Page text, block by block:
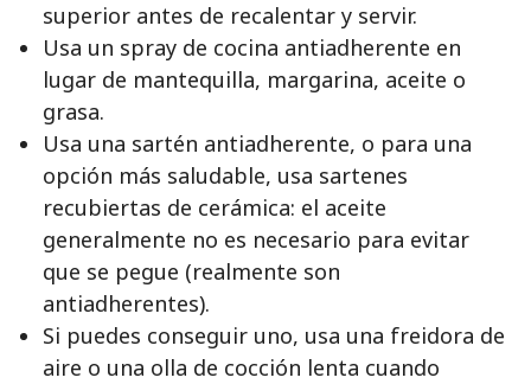
superior antes de recalentar y servir.
Usa un spray de cocina antiadherente en
lugar de mantequilla, margarina, aceite o
grasa.
Usa una sartén antiadherente, o para una
opción más saludable, usa sartenes
recubiertas de cerámica: el aceite
generalmente no es necesario para evitar
que se pegue (realmente son
antiadherentes).
Si puedes conseguir uno, usa una freidora de
aire o una olla de cocción lenta cuando